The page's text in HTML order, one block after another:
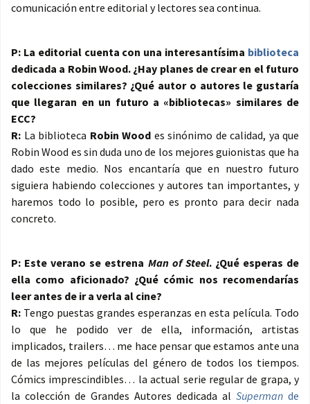
comunicación entre editorial y lectores sea continua.
P: La editorial cuenta con una interesantísima biblioteca
dedicada a Robin Wood. ¿Hay planes de crear en el futuro
colecciones similares? ¿Qué autor o autores le gustaría
que llegaran en un futuro a «bibliotecas» similares de
ECC?
R: La biblioteca Robin Wood es sinónimo de calidad, ya que
Robin Wood es sin duda uno de los mejores guionistas que ha
dado este medio. Nos encantaría que en nuestro futuro
siguiera habiendo colecciones y autores tan importantes, y
haremos todo lo posible, pero es pronto para decir nada
concreto.
P: Este verano se estrena Man of Steel. ¿Qué esperas de
ella como aficionado? ¿Qué cómic nos recomendarías
leer antes de ir a verla al cine?
R: Tengo puestas grandes esperanzas en esta película. Todo
lo que he podido ver de ella, información, artistas
implicados, trailers… me hace pensar que estamos ante una
de las mejores películas del género de todos los tiempos.
Cómics imprescindibles… la actual serie regular de grapa, y
la colección de Grandes Autores dedicada al Superman de